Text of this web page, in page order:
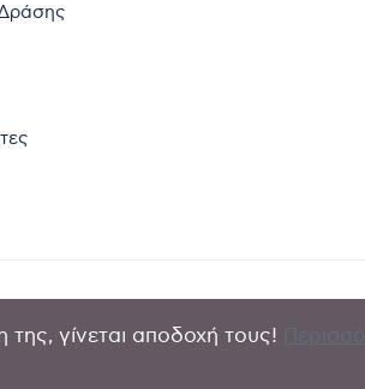
Πολιτική απορρήτου-
γίνεται αποδοχή τους!